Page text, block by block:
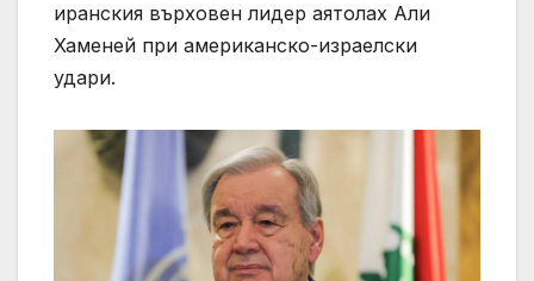
иранския върховен лидер аятолах Али
Хаменей при американско-израелски
удари.